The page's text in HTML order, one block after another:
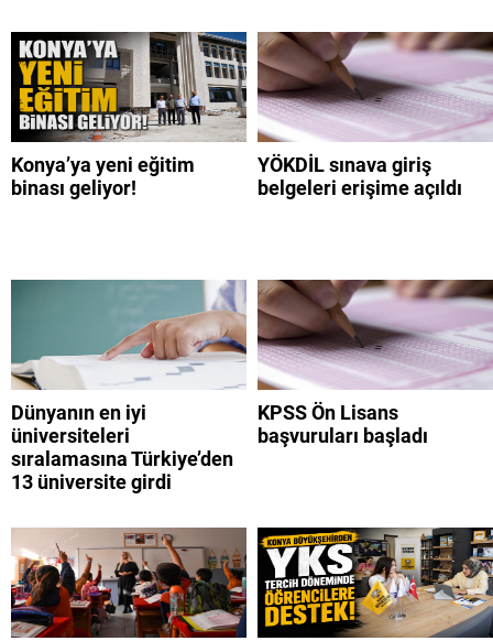
Konya’ya yeni eğitim
binası geliyor!
YÖKDİL sınava giriş
belgeleri erişime açıldı
Dünyanın en iyi
üniversiteleri
sıralamasına Türkiye’den
13 üniversite girdi
KPSS Ön Lisans
başvuruları başladı